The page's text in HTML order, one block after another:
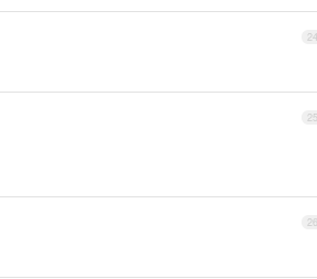
24
25
26